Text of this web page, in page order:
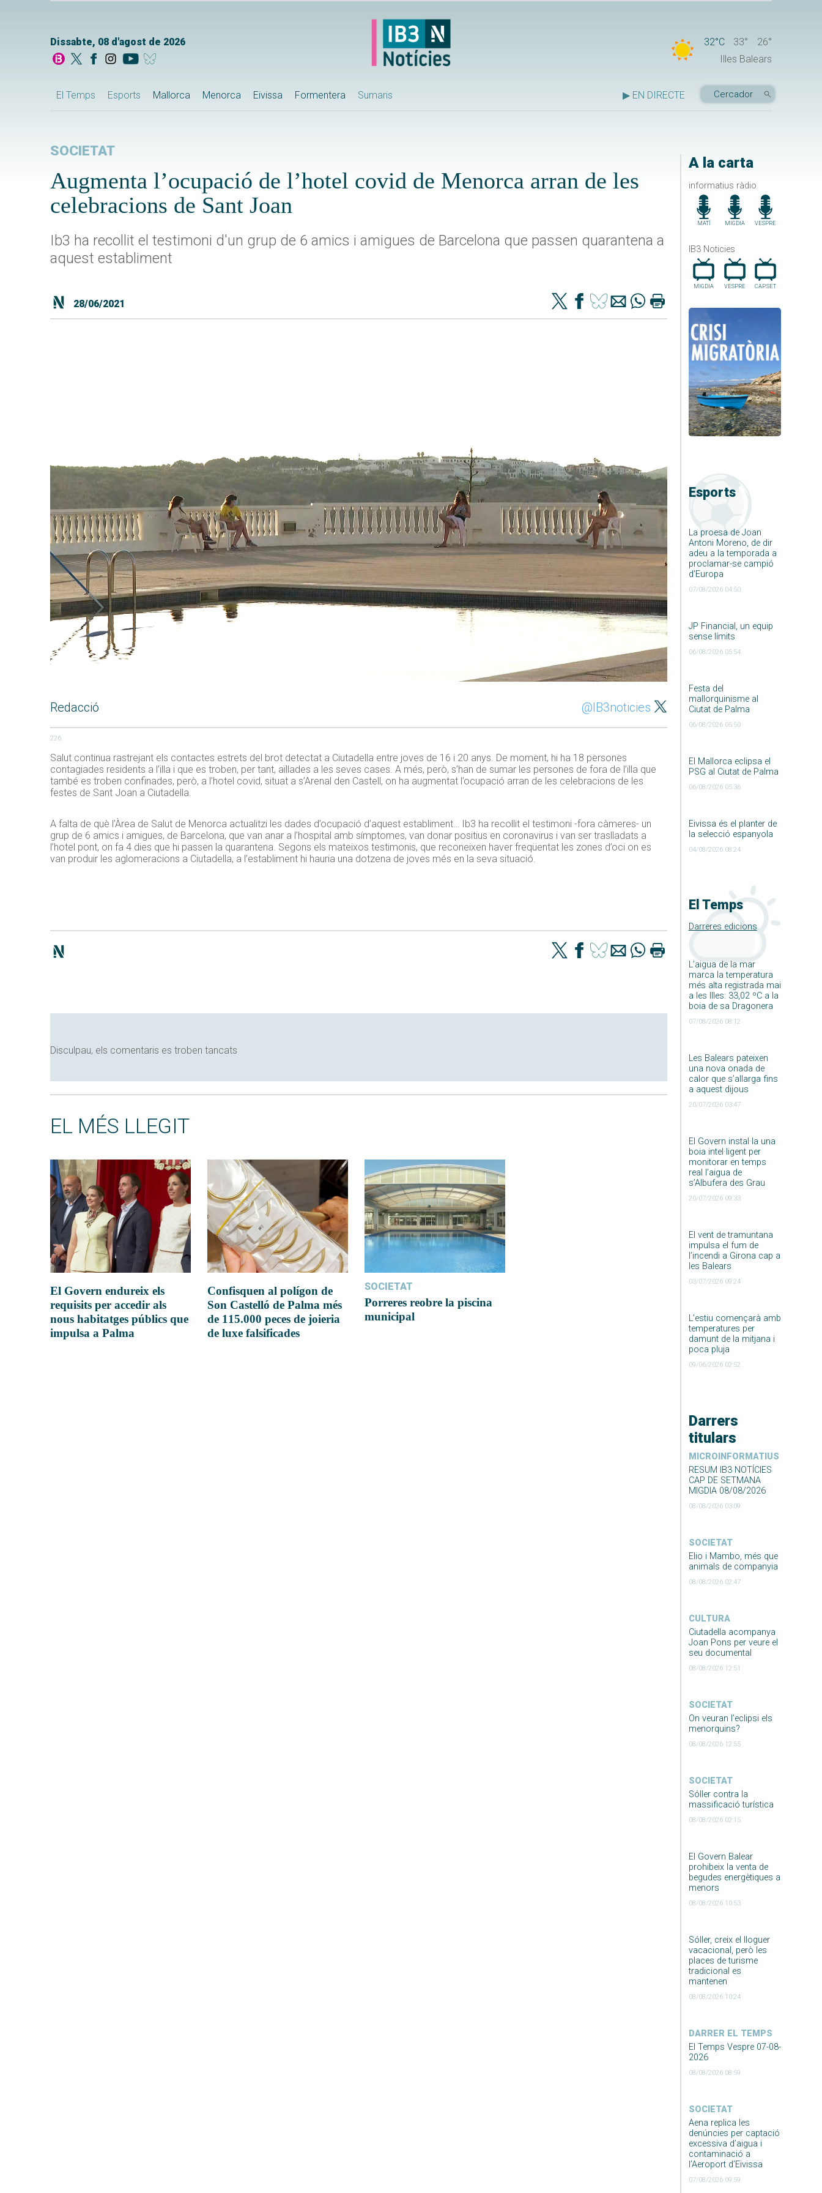
Dissabte, 08 d'agost de 2026 32°C 33°
26°
Illes Balears
El Temps Esports Mallorca Menorca Eivissa Formentera Sumaris ▶ EN DIRECTE
A la carta
informatius ràdio
MATÍ MIGDIA VESPRE
IB3 Noticies
MIGDIA VESPRE CAP.SET
Esports
La proesa de Joan
Antoni Moreno, de dir
adeu a la temporada a
proclamar-se campió
d’Europa
07/08/2026 04:50
JP Financial, un equip
sense límits
06/08/2026 05:54
Festa del
mallorquinisme al
Ciutat de Palma
06/08/2026 05:50
El Mallorca eclipsa el
PSG al Ciutat de Palma
06/08/2026 05:36
Eivissa és el planter de
la selecció espanyola
04/08/2026 08:24
El Temps
Darreres edicions
L’aigua de la mar
marca la temperatura
més alta registrada mai
a les Illes: 33,02 ºC a la
boia de sa Dragonera
07/08/2026 08:12
Les Balears pateixen
una nova onada de
calor que s’allarga fins
a aquest dijous
20/07/2026 03:47
El Govern instal·la una
boia intel·ligent per
monitorar en temps
real l’aigua de
s’Albufera des Grau
20/07/2026 09:33
El vent de tramuntana
impulsa el fum de
l’incendi a Girona cap a
les Balears
03/07/2026 09:24
L’estiu començarà amb
temperatures per
damunt de la mitjana i
poca pluja
09/06/2026 02:52
Darrers
titulars
MICROINFORMATIUS
RESUM IB3 NOTÍCIES
CAP DE SETMANA
MIGDIA 08/08/2026
08/08/2026 03:09
SOCIETAT
Elio i Mambo, més que
animals de companyia
08/08/2026 02:47
CULTURA
Ciutadella acompanya
Joan Pons per veure el
seu documental
08/08/2026 12:51
SOCIETAT
On veuran l’eclipsi els
menorquins?
08/08/2026 12:55
SOCIETAT
Sóller contra la
massificació turística
08/08/2026 02:15
El Govern Balear
prohibeix la venta de
begudes energètiques a
menors
08/08/2026 10:53
Sóller, creix el lloguer
vacacional, però les
places de turisme
tradicional es
mantenen
08/08/2026 10:24
DARRER EL TEMPS
El Temps Vespre 07-08-
2026
08/08/2026 08:59
SOCIETAT
Aena replica les
denúncies per captació
excessiva d’aigua i
contaminació a
l’Aeroport d’Eivissa
07/08/2026 09:59
SOCIETAT
Augmenta l’ocupació de l’hotel covid de Menorca arran de les
celebracions de Sant Joan
Ib3 ha recollit el testimoni d'un grup de 6 amics i amigues de Barcelona que passen quarantena a
aquest establiment
28/06/2021
Redacció @IB3noticies
226
Salut continua rastrejant els contactes estrets del brot detectat a Ciutadella entre joves de 16 i 20 anys. De moment, hi ha 18 persones
contagiades residents a l’illa i que es troben, per tant, aïllades a les seves cases. A més, però, s’han de sumar les persones de fora de l’illa que
també es troben confinades, però, a l’hotel covid, situat a s’Arenal den Castell, on ha augmentat l’ocupació arran de les celebracions de les
festes de Sant Joan a Ciutadella.
A falta de què l’Àrea de Salut de Menorca actualitzi les dades d’ocupació d’aquest establiment… Ib3 ha recollit el testimoni -fora càmeres- un
grup de 6 amics i amigues, de Barcelona, que van anar a l’hospital amb símptomes, van donar positius en coronavirus i van ser traslladats a
l’hotel pont, on fa 4 dies que hi passen la quarantena. Segons els mateixos testimonis, que reconeixen haver freqüentat les zones d’oci on es
van produir les aglomeracions a Ciutadella, a l’establiment hi hauria una dotzena de joves més en la seva situació.
Disculpau, els comentaris es troben tancats
EL MÉS LLEGIT
El Govern endureix els
requisits per accedir als
nous habitatges públics que
impulsa a Palma
Confisquen al polígon de
Son Castelló de Palma més
de 115.000 peces de joieria
de luxe falsificades
SOCIETAT
Porreres reobre la piscina
municipal